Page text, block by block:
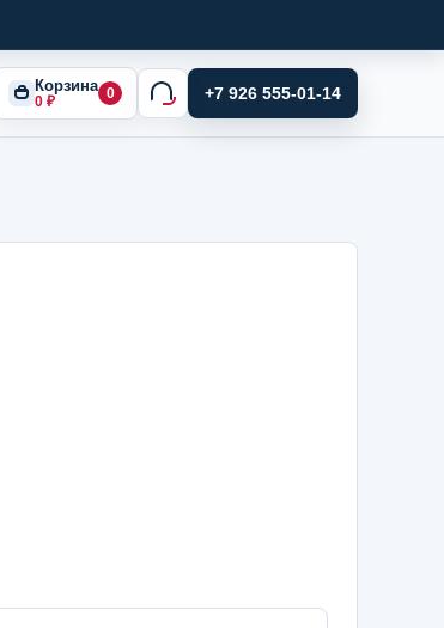
Корзина
0 ₽ 0 +7 926 555-01-14